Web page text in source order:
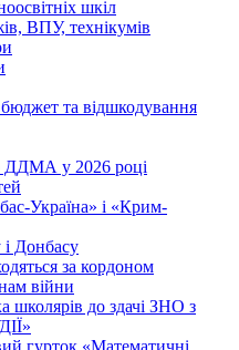
шкіл
ВПУ, технікумів
та відшкодування
ДДМА у 2026 році
Україна» і «Крим-
Донбасу
за кордоном
війни
школярів до здачі ЗНО з
гурток «Математичні